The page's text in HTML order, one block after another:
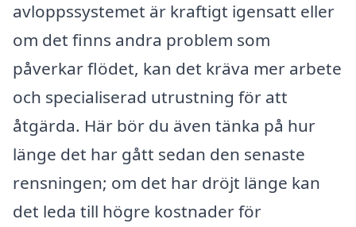
avloppssystemet är kraftigt igensatt eller
om det finns andra problem som
påverkar flödet, kan det kräva mer arbete
och specialiserad utrustning för att
åtgärda. Här bör du även tänka på hur
länge det har gått sedan den senaste
rensningen; om det har dröjt länge kan
det leda till högre kostnader för